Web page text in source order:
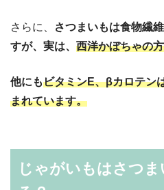
さらに、
さつまいもは食物繊
すが、実は、 西洋かぼちゃの
他にもビタミンE、βカロテン
まれています。
じゃがいもはさつ